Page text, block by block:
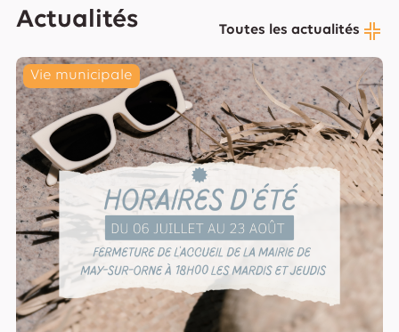
Actualités Toutes les actualités
Vie municipale